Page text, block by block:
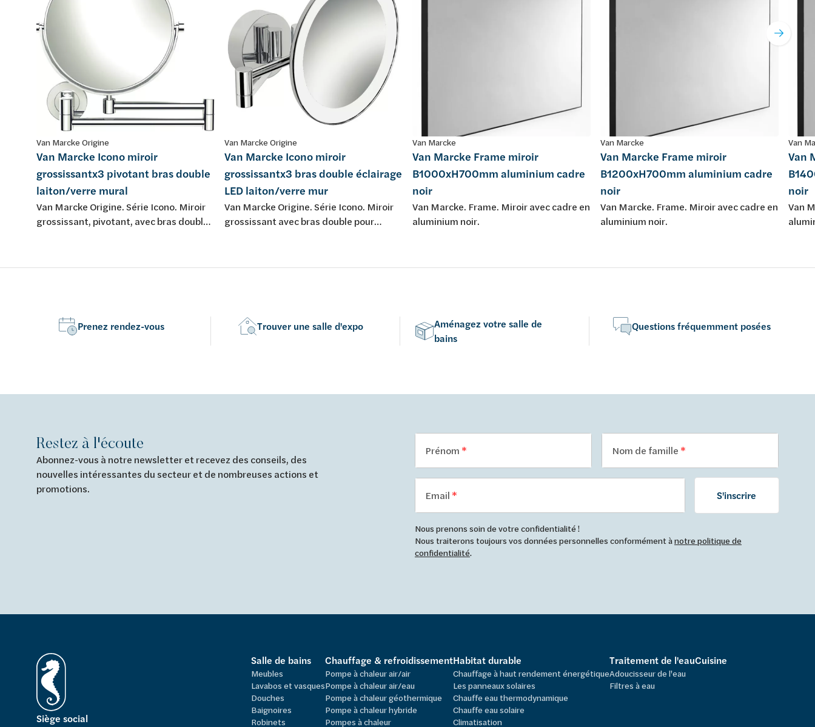
Van Marcke Origine
Van Marcke Icono miroir
grossissantx3 pivotant bras double
laiton/verre mural
Van Marcke Origine. Série Icono. Miroir
grossissant, pivotant, avec bras double
Van Marcke Origine
Van Marcke Icono miroir
grossissantx3 bras double éclairage
LED laiton/verre mur
Van Marcke Origine. Série Icono. Miroir
grossissant avec bras double pour
Van Marcke
Van Marcke Frame miroir
B1000xH700mm aluminium cadre
noir
Van Marcke. Frame. Miroir avec cadre en
aluminium noir.
Van Marcke
Van Marcke Frame miroir
B1200xH700mm aluminium cadre
noir
Van Marcke. Frame. Miroir avec cadre en
aluminium noir.
Van
Van
noir
Van
Prenez rendez-vous Trouver une salle d'expo
Aménagez votre salle de
bains
Questions fréquemment posées
Restez à l'écoute
Abonnez-vous à notre newsletter et recevez des conseils, des
nouvelles intéressantes du secteur et de nombreuses actions et
promotions.
Prénom Nom de famille
Email S'inscrire
Nous prenons soin de votre confidentialité !
Nous traiterons toujours vos données personnelles conformément ànotre politique de
confidentialité.
Siège social
Salle de bains
Meubles
Lavabos et vasques
Douches
Baignoires
Robinets
Chauffage & refroidissement
Pompe à chaleur air/air
Pompe à chaleur air/eau
Pompe à chaleur géothermique
Pompe à chaleur hybride
Pompes à chaleur
Habitat durable
Chauffage à haut rendement énergétique
Les panneaux solaires
Chauffe eau thermodynamique
Chauffe eau solaire
Climatisation
Traitement de l'eau
Adoucisseur de l'eau
Filtres à eau
Cuisine